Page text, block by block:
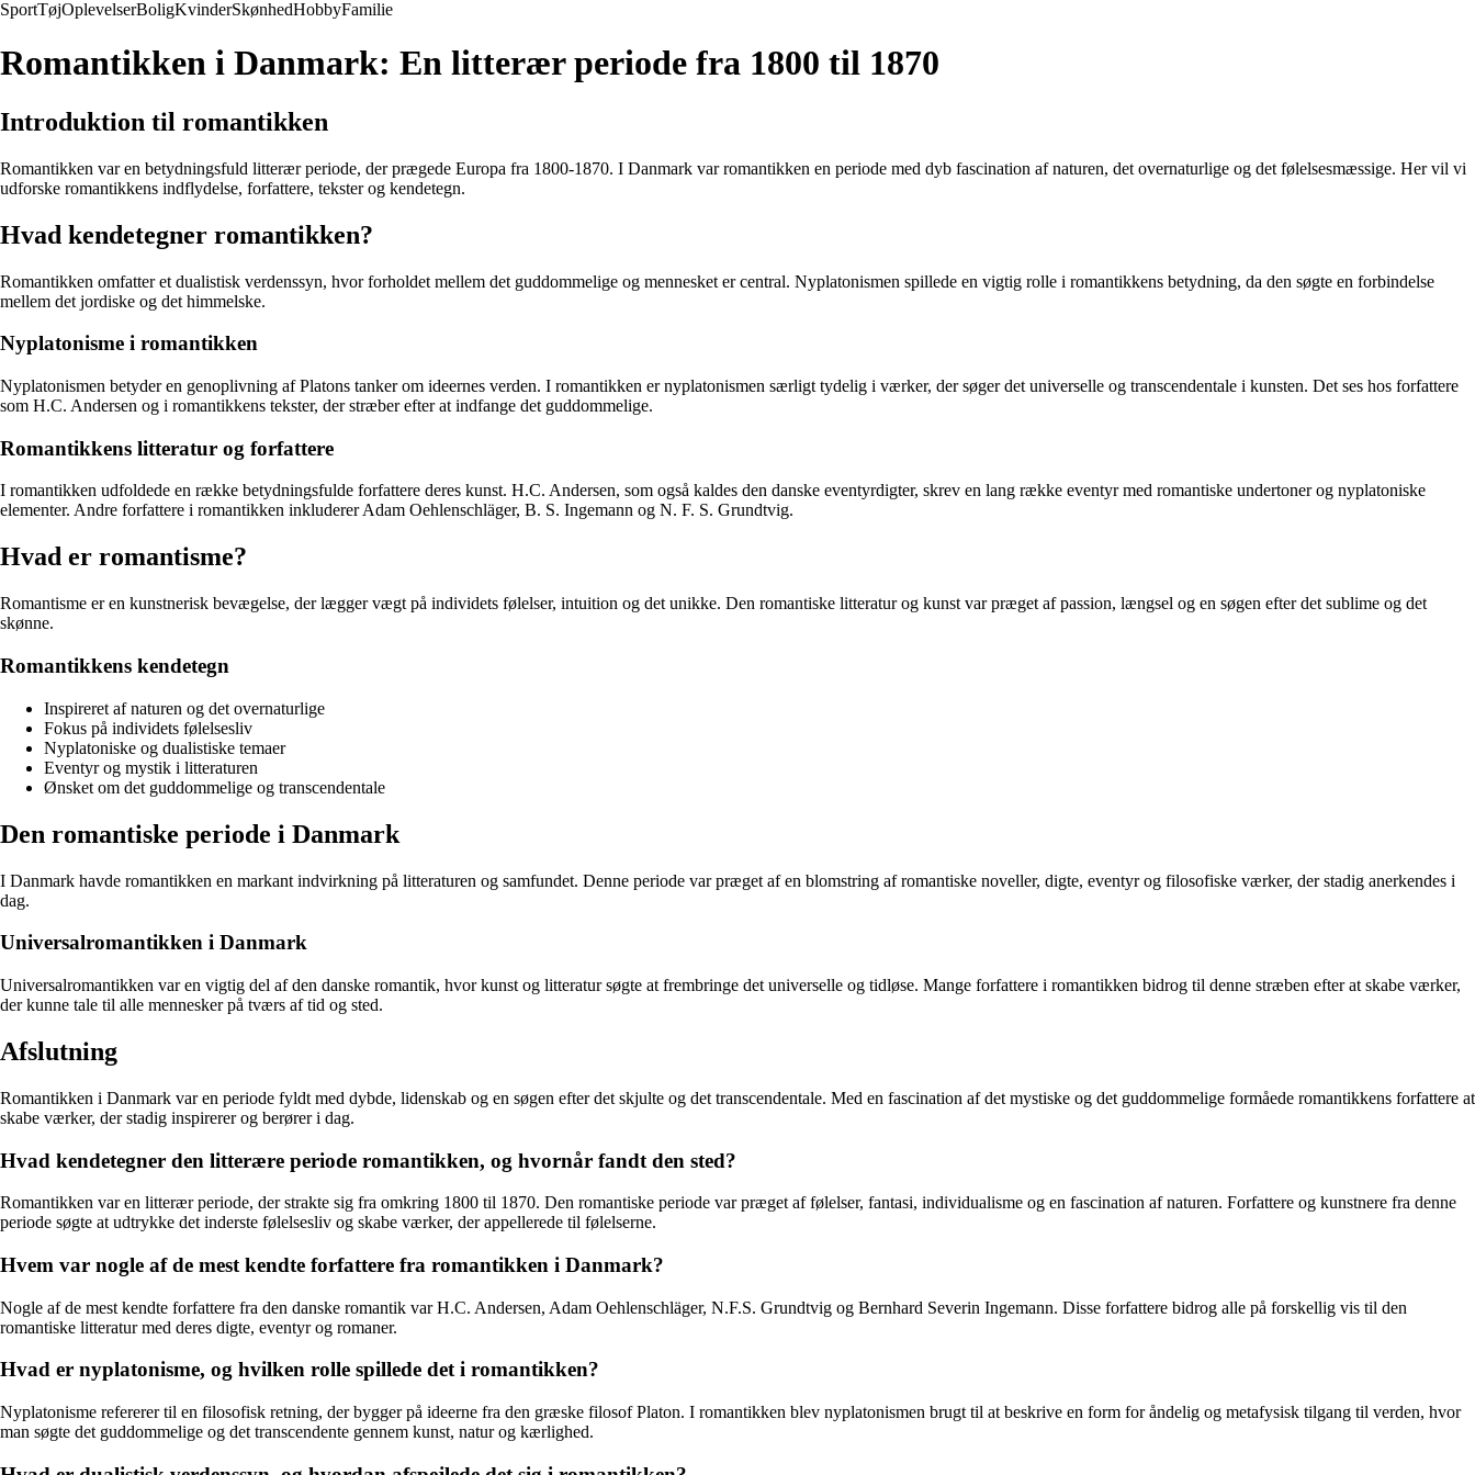
SportTøjOplevelserBoligKvinderSkønhedHobbyFamilie
Romantikken i Danmark: En litterær periode fra 1800 til 1870
Introduktion til romantikken
Romantikken var en betydningsfuld litterær periode, der prægede Europa fra 1800-1870. I Danmark var romantikken en periode med dyb fascination af naturen, det overnaturlige og det følelsesmæssige. Her vil vi
udforske romantikkens indflydelse, forfattere, tekster og kendetegn.
Hvad kendetegner romantikken?
Romantikken omfatter et dualistisk verdenssyn, hvor forholdet mellem det guddommelige og mennesket er central. Nyplatonismen spillede en vigtig rolle i romantikkens betydning, da den søgte en forbindelse
mellem det jordiske og det himmelske.
Nyplatonisme i romantikken
Nyplatonismen betyder en genoplivning af Platons tanker om ideernes verden. I romantikken er nyplatonismen særligt tydelig i værker, der søger det universelle og transcendentale i kunsten. Det ses hos forfattere
som H.C. Andersen og i romantikkens tekster, der stræber efter at indfange det guddommelige.
Romantikkens litteratur og forfattere
I romantikken udfoldede en række betydningsfulde forfattere deres kunst. H.C. Andersen, som også kaldes den danske eventyrdigter, skrev en lang række eventyr med romantiske undertoner og nyplatoniske
elementer. Andre forfattere i romantikken inkluderer Adam Oehlenschläger, B. S. Ingemann og N. F. S. Grundtvig.
Hvad er romantisme?
Romantisme er en kunstnerisk bevægelse, der lægger vægt på individets følelser, intuition og det unikke. Den romantiske litteratur og kunst var præget af passion, længsel og en søgen efter det sublime og det
skønne.
Romantikkens kendetegn
Inspireret af naturen og det overnaturlige
Fokus på individets følelsesliv
Nyplatoniske og dualistiske temaer
Eventyr og mystik i litteraturen
Ønsket om det guddommelige og transcendentale
Den romantiske periode i Danmark
I Danmark havde romantikken en markant indvirkning på litteraturen og samfundet. Denne periode var præget af en blomstring af romantiske noveller, digte, eventyr og filosofiske værker, der stadig anerkendes i
dag.
Universalromantikken i Danmark
Universalromantikken var en vigtig del af den danske romantik, hvor kunst og litteratur søgte at frembringe det universelle og tidløse. Mange forfattere i romantikken bidrog til denne stræben efter at skabe værker,
der kunne tale til alle mennesker på tværs af tid og sted.
Afslutning
Romantikken i Danmark var en periode fyldt med dybde, lidenskab og en søgen efter det skjulte og det transcendentale. Med en fascination af det mystiske og det guddommelige formåede romantikkens forfattere at
skabe værker, der stadig inspirerer og berører i dag.
Hvad kendetegner den litterære periode romantikken, og hvornår fandt den sted?
Romantikken var en litterær periode, der strakte sig fra omkring 1800 til 1870. Den romantiske periode var præget af følelser, fantasi, individualisme og en fascination af naturen. Forfattere og kunstnere fra denne
periode søgte at udtrykke det inderste følelsesliv og skabe værker, der appellerede til følelserne.
Hvem var nogle af de mest kendte forfattere fra romantikken i Danmark?
Nogle af de mest kendte forfattere fra den danske romantik var H.C. Andersen, Adam Oehlenschläger, N.F.S. Grundtvig og Bernhard Severin Ingemann. Disse forfattere bidrog alle på forskellig vis til den
romantiske litteratur med deres digte, eventyr og romaner.
Hvad er nyplatonisme, og hvilken rolle spillede det i romantikken?
Nyplatonisme refererer til en filosofisk retning, der bygger på ideerne fra den græske filosof Platon. I romantikken blev nyplatonismen brugt til at beskrive en form for åndelig og metafysisk tilgang til verden, hvor
man søgte det guddommelige og det transcendente gennem kunst, natur og kærlighed.